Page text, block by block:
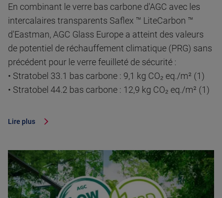
En combinant le verre bas carbone d'AGC avec les
intercalaires transparents Saflex ™ LiteCarbon ™
d'Eastman, AGC Glass Europe a atteint des valeurs
de potentiel de réchauffement climatique (PRG) sans
précédent pour le verre feuilleté de sécurité :
• Stratobel 33.1 bas carbone : 9,1 kg CO₂ eq./m² (1)
• Stratobel 44.2 bas carbone : 12,9 kg CO₂ eq./m² (1)
Lire plus